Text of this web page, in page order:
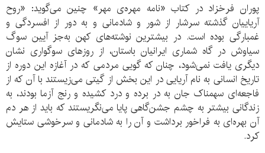
پوران فرخزاد در کتاب «نامه مهره‌ی مهر» چنین می‌گوید: «روح
آریاییان گذشته سرشار از شور و شادمانی و به دور از افسردگی و
غمبارگی بوده است. در بیشترین نوشته‌های کهن به‌جز آیین سوگ
سیاوش در گاه شماری ایرانیان باستان، از روزهای سوگواری نشان
دیگری یافت نمی‌شود، چنان که گویی مردمی که در آغازه این دوره از
تاریخ انسانی به نام آریایی در این بخش از گیتی می‌زیستند با آن که از
فاجعه‌ای سهمناک جان به در برده و درد کشیده و رنج آزما بودند، به
زندگانی بیشتر به چشم جشن‌گاهی پایا می‌نگریستند که باید از هر دم
آن بهره‌ای به فراخور برداشت و آن را به شادمانی و سرخوشی ستایش
کرد.